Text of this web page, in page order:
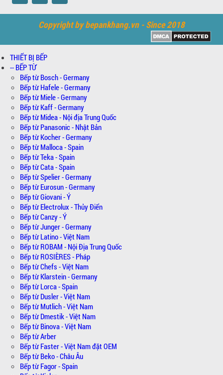
Copyright by bepankhang.vn - Since 2018
THIẾT BỊ BẾP
-- BẾP TỪ
Bếp từ Bosch - Germany
Bếp từ Hafele - Germany
Bếp từ Miele - Germany
Bếp từ Kaff - Germany
Bếp từ Midea - Nội địa Trung Quốc
Bếp từ Panasonic - Nhật Bản
Bếp từ Kocher - Germany
Bếp từ Malloca - Spain
Bếp từ Teka - Spain
Bếp từ Cata - Spain
Bếp từ Spelier - Germany
Bếp từ Eurosun - Germany
Bếp từ Giovani - Ý
Bếp từ Electrolux - Thủy Điển
Bếp từ Canzy - Ý
Bếp từ Junger - Germany
Bếp từ Latino - Việt Nam
Bếp từ ROBAM - Nội Địa Trung Quốc
Bếp từ ROSIÈRES - Pháp
Bếp từ Chefs - Việt Nam
Bếp từ Klarstein - Germany
Bếp từ Lorca - Spain
Bếp từ Dusler - Việt Nam
Bếp từ Mutlich - Việt Nam
Bếp từ Dmestik - Việt Nam
Bếp từ Binova - Việt Nam
Bếp từ Arber
Bếp từ Faster - Việt Nam đặt OEM
Bếp từ Beko - Châu Âu
Bếp từ Fagor - Spain